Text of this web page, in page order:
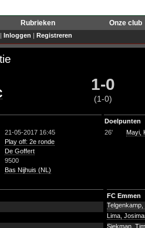
Rubrieken Onze club
Inloggen | Registreren
1-0
(1-0)
21-05-2017 16:45
Play off: 2e ronde
De Goffert
9500
Bas Nijhuis (NL)
Doelpunten
26'
Mayi,
FC Emmen
Lima,
Siekman,